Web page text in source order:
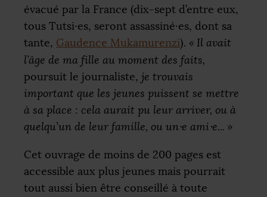
évacué par la France (dix-sept d’entre eux,
tous Tutsi⸱es, seront assassiné⸱es, dont sa
tante, Gaudence Mukamurenzi). « Il avait
l’âge de ma fille au moment des faits,
poursuit le journaliste, je trouvais
important que les jeunes puissent se mettre
à sa place : cela aurait pu leur arriver, ou à
quelqu’un de leur famille, ou un⸱e ami⸱e... »
Cet ouvrage de moins de 200 pages est
accessible aux plus jeunes mais pourrait
tout aussi bien être conseillé à toute